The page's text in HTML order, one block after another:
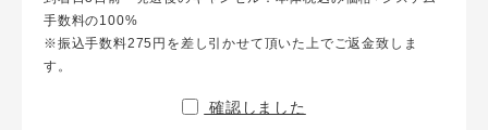
手数料の100%
※振込手数料275円を差し引かせて頂いた上でご返金致しま
す。
確認しました